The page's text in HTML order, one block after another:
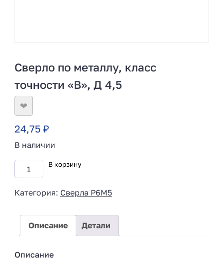
Сверло по металлу, класс
точности «В», Д 4,5
❤
24,75 ₽
В наличии
В корзину
Категория: Сверла Р6М5
Описание Детали
Описание